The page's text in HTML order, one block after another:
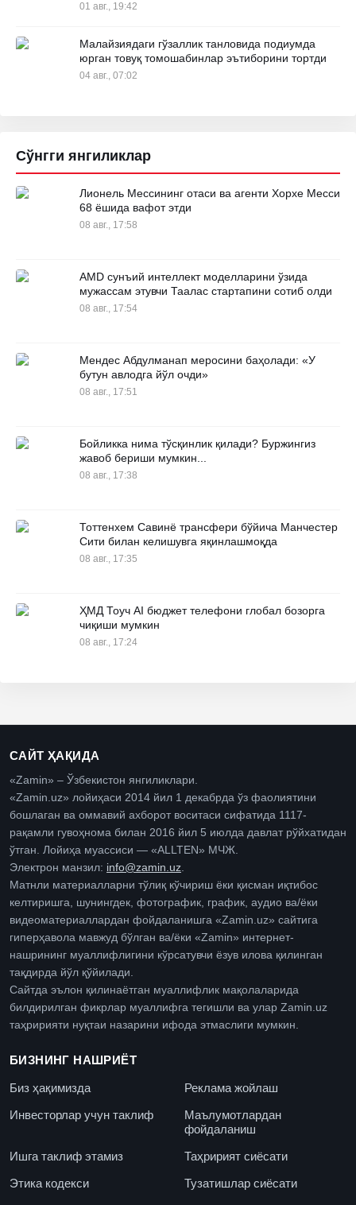
01 авг., 19:42
Малайзиядаги гўзаллик танловида подиумда
юрган товуқ томошабинлар эътиборини тортди
04 авг., 07:02
Сўнгги янгиликлар
Лионель Мессининг отаси ва агенти Хорхе Месси
68 ёшида вафот этди
08 авг., 17:58
AMD сунъий интеллект моделларини ўзида
мужассам этувчи Таалас стартапини сотиб олди
08 авг., 17:54
Мендес Абдулманап меросини баҳолади: «У
бутун авлодга йўл очди»
08 авг., 17:51
Бойликка нима тўсқинлик қилади? Буржингиз
жавоб бериши мумкин...
08 авг., 17:38
Тоттенхем Савинё трансфери бўйича Манчестер
Сити билан келишувга яқинлашмоқда
08 авг., 17:35
ҲМД Тоуч AI бюджет телефони глобал бозорга
чиқиши мумкин
08 авг., 17:24
САЙТ ҲАҚИДА
«Zamin» – Ўзбекистон янгиликлари.
«Zamin.uz» лойиҳаси 2014 йил 1 декабрда ўз фаолиятини
бошлаган ва оммавий ахборот воситаси сифатида 1117-
рақамли гувоҳнома билан 2016 йил 5 июлда давлат рўйхатидан
ўтган. Лойиҳа муассиси — «ALLTEN» МЧЖ.
Электрон манзил: info@zamin.uz.
Матнли материалларни тўлиқ кўчириш ёки қисман иқтибос
келтиришга, шунингдек, фотографик, график, аудио ва/ёки
видеоматериаллардан фойдаланишга «Zamin.uz» сайтига
гиперҳавола мавжуд бўлган ва/ёки «Zamin» интернет-
нашрининг муаллифлигини кўрсатувчи ёзув илова қилинган
тақдирда йўл қўйилади.
Сайтда эълон қилинаётган муаллифлик мақолаларида
билдирилган фикрлар муаллифга тегишли ва улар Zamin.uz
таҳририяти нуқтаи назарини ифода этмаслиги мумкин.
БИЗНИНГ НАШРИЁТ
Биз ҳақимизда
Реклама жойлаш
Инвесторлар учун таклиф
Маълумотлардан
фойдаланиш
Ишга таклиф этамиз
Таҳририят сиёсати
Этика кодекси
Тузатишлар сиёсати